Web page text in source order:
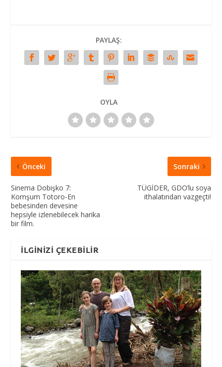
PAYLAŞ:
OYLA
Önceki
Sinema Dobişko 7:
Komşum Totoro-En
bebesinden devesine
hepsiyle izlenebilecek harika
bir film.
Sonraki
TÜGİDER, GDO’lu soya
ithalatından vazgeçti!
İLGINIZI ÇEKEBILIR